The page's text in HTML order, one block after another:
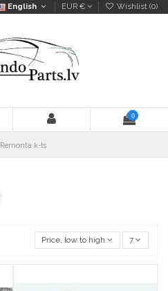
English EUR € Wishlist (0)
0
Remonta k-ts
Price, low to high 7